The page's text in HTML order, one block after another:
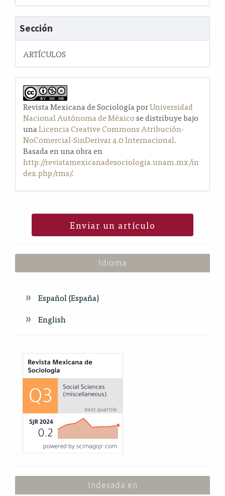
Sección
ARTÍCULOS
Revista Mexicana de Sociología porUniversidad
Nacional Autónoma de Méxicose distribuye bajo
unaLicencia Creative Commons Atribución-
NoComercial-SinDerivar 4.0 Internacional.
Basada en una obra en
http://revistamexicanadesociologia.unam.mx/in
dex.php/rms/.
Enviar un artículo
Idioma
Español (España)
English
Index
Indexada en